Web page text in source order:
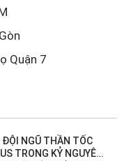
Quận 7
ĐỘI NGŨ THẦN TỐC
TRONG KỶ NGUYÊN